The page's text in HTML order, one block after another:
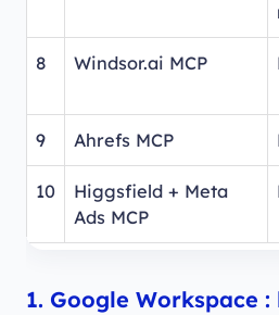
8 Windsor.ai MCP
9 Ahrefs MCP
10
Higgsfield + Meta
Ads MCP
1. Google Workspace